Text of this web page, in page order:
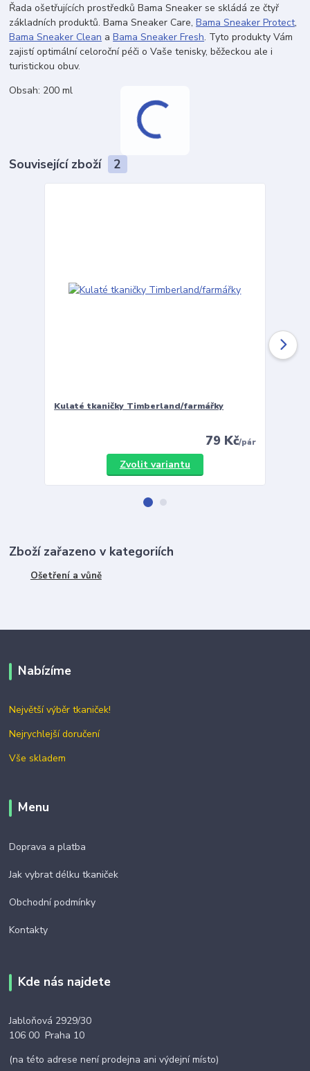
Řada ošetřujících prostředků Bama Sneaker se skládá ze čtyř
základních produktů. Bama Sneaker Care,Bama Sneaker Protect,
Bama Sneaker Clean aBama Sneaker Fresh. Tyto produkty Vám
zajistí optimální celoroční péči o Vaše tenisky, běžeckou ale i
turistickou obuv.
Obsah: 200 ml
Související zboží 2
Kulaté tkaničky Timberland/farmářky
79 Kč/pár
Zvolit variantu
Zboží zařazeno v kategoriích
Ošetření a vůně
Nabízíme
Největší výběr tkaniček!
Nejrychlejší doručení
Vše skladem
Menu
Doprava a platba
Jak vybrat délku tkaniček
Obchodní podmínky
Kontakty
Kde nás najdete
Jabloňová 2929/30
106 00 Praha 10
(na této adrese není prodejna ani výdejní místo)